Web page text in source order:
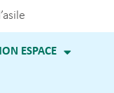
ESPACE